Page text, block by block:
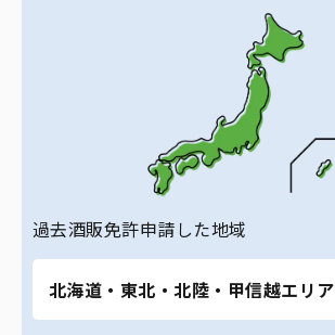
過去酒販免許申請した地域
北海道・東北・北陸・甲信越エリア